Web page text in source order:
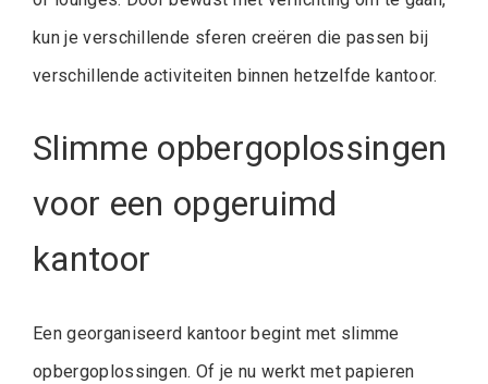
kun je verschillende sferen creëren die passen bij
verschillende activiteiten binnen hetzelfde kantoor.
Slimme opbergoplossingen
voor een opgeruimd
kantoor
Een georganiseerd kantoor begint met slimme
opbergoplossingen. Of je nu werkt met papieren